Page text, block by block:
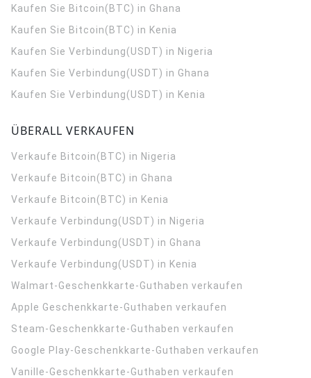
Kaufen Sie Bitcoin(BTC) in Ghana
Kaufen Sie Bitcoin(BTC) in Kenia
Kaufen Sie Verbindung(USDT) in Nigeria
Kaufen Sie Verbindung(USDT) in Ghana
Kaufen Sie Verbindung(USDT) in Kenia
ÜBERALL VERKAUFEN
Verkaufe Bitcoin(BTC) in Nigeria
Verkaufe Bitcoin(BTC) in Ghana
Verkaufe Bitcoin(BTC) in Kenia
Verkaufe Verbindung(USDT) in Nigeria
Verkaufe Verbindung(USDT) in Ghana
Verkaufe Verbindung(USDT) in Kenia
Walmart-Geschenkkarte-Guthaben verkaufen
Apple Geschenkkarte-Guthaben verkaufen
Steam-Geschenkkarte-Guthaben verkaufen
Google Play-Geschenkkarte-Guthaben verkaufen
Vanille-Geschenkkarte-Guthaben verkaufen